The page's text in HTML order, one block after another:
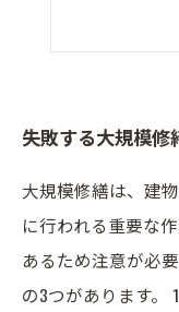
失敗する大規模修
大規模修繕は、建
に行われる重要な
あるため注意が必
の3つがあります。